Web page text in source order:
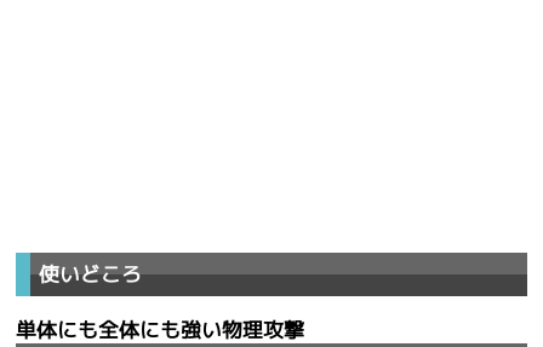
使いどころ
単体にも全体にも強い物理攻撃